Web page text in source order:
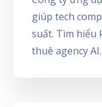
giúp tech
suất. Tìm hiểu
thuê agency AI.